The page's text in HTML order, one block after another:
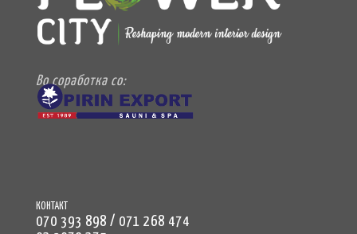
Во соработка со:
КОНТАКТ
070 393 898 / 071 268 474